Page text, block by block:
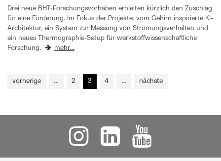
Drei neue BHT-Forschungsvorhaben erhielten kürzlich den Zuschlag
für eine Förderung. Im Fokus der Projekte: vom Gehirn inspirierte KI-
Architektur, ein System zur Messung von Strömungsverhalten und
ein neues Thermographie-Setup für werkstoffwissenschaftliche
Forschung.
mehr…
vorherige … 2 3 4 … nächste